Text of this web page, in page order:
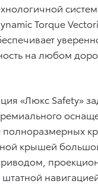
Torque
на любом
«Люкс Safety»
полноразмерных
крышей